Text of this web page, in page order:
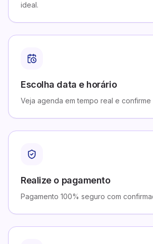
ideal.
Escolha data e horário
Veja agenda em tempo real e confirme
Realize o pagamento
Pagamento 100% seguro com